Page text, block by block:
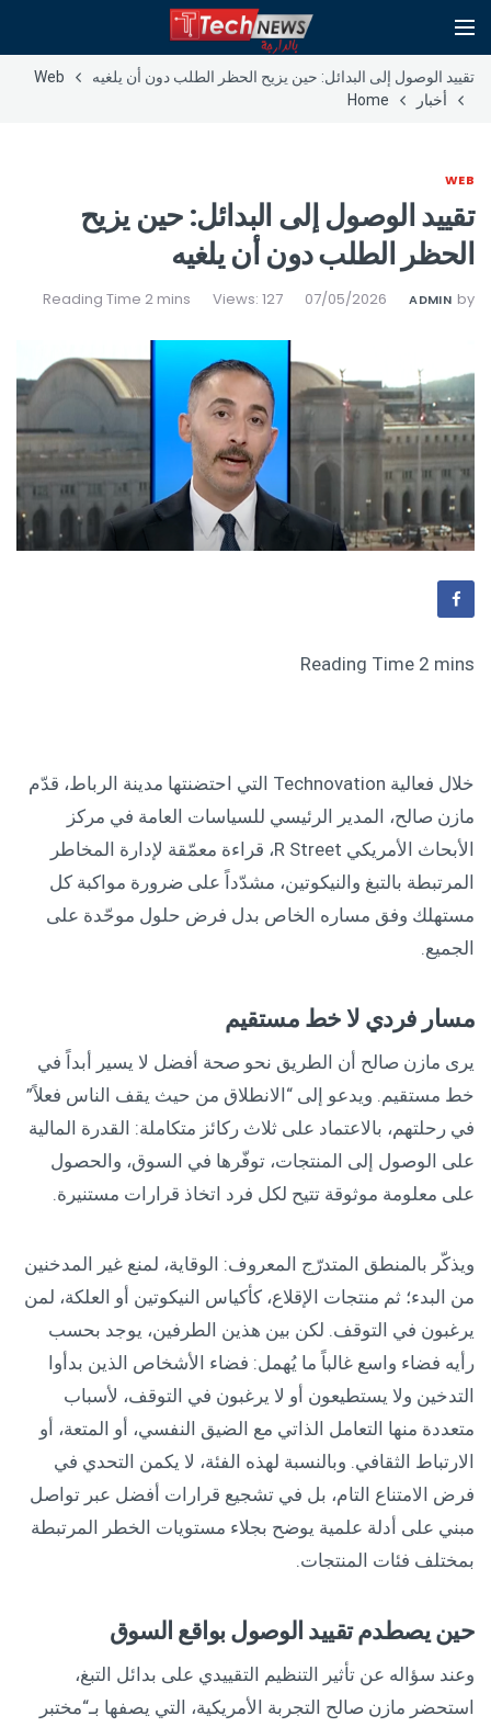
تقييد الوصول إلى البدائل: حين يزيح الحظر الطلب دون أن يلغيه
Web
أخبار
Home
WEB
تقييد الوصول إلى البدائل: حين يزيح
الحظر الطلب دون أن يلغيه
by
ADMIN
07/05/2026
Views: 127
خلال فعالية Technovation التي احتضنتها مدينة الرباط، قدّم
مازن صالح، المدير الرئيسي للسياسات العامة في مركز
الأبحاث الأمريكي R Street، قراءة معمّقة لإدارة المخاطر
المرتبطة بالتبغ والنيكوتين، مشدّداً على ضرورة مواكبة كل
مستهلك وفق مساره الخاص بدل فرض حلول موحّدة على
الجميع.
مسار فردي لا خط مستقيم
يرى مازن صالح أن الطريق نحو صحة أفضل لا يسير أبداً في
خط مستقيم. ويدعو إلى “الانطلاق من حيث يقف الناس فعلاً”
في رحلتهم، بالاعتماد على ثلاث ركائز متكاملة: القدرة المالية
على الوصول إلى المنتجات، توفّرها في السوق، والحصول
على معلومة موثوقة تتيح لكل فرد اتخاذ قرارات مستنيرة.
ويذكّر بالمنطق المتدرّج المعروف: الوقاية، لمنع غير المدخنين
من البدء؛ ثم منتجات الإقلاع، كأكياس النيكوتين أو العلكة، لمن
يرغبون في التوقف. لكن بين هذين الطرفين، يوجد بحسب
رأيه فضاء واسع غالباً ما يُهمل: فضاء الأشخاص الذين بدأوا
التدخين ولا يستطيعون أو لا يرغبون في التوقف، لأسباب
متعددة منها التعامل الذاتي مع الضيق النفسي، أو المتعة، أو
الارتباط الثقافي. وبالنسبة لهذه الفئة، لا يكمن التحدي في
فرض الامتناع التام، بل في تشجيع قرارات أفضل عبر تواصل
مبني على أدلة علمية يوضح بجلاء مستويات الخطر المرتبطة
بمختلف فئات المنتجات.
حين يصطدم تقييد الوصول بواقع السوق
وعند سؤاله عن تأثير التنظيم التقييدي على بدائل التبغ،
استحضر مازن صالح التجربة الأمريكية، التي يصفها بـ“مختبر